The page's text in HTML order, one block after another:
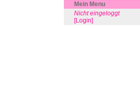
Mein Menu
Nicht eingeloggt
[Login]